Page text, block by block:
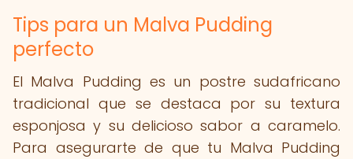
Tips para un Malva Pudding
perfecto
El Malva Pudding es un postre sudafricano
tradicional que se destaca por su textura
esponjosa y su delicioso sabor a caramelo.
Para asegurarte de que tu Malva Pudding